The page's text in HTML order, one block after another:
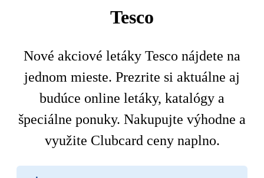
Tesco
Nové akciové letáky Tesco nájdete na
jednom mieste. Prezrite si aktuálne aj
budúce online letáky, katalógy a
špeciálne ponuky. Nakupujte výhodne a
využite Clubcard ceny naplno.